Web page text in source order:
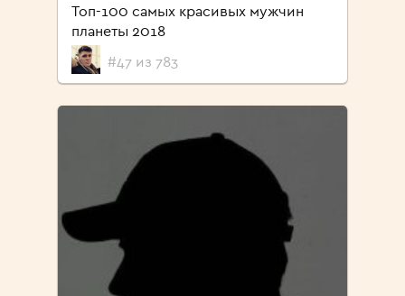
Топ-100 самых красивых мужчин
планеты 2018
#47 из 783